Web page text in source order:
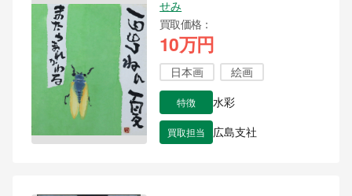
せみ
買取価格
10万円
日本画 絵画
特徴 水彩
買取担当 広島支社